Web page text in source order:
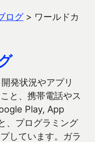
ログ> ワールドカ
発状況やアプリ
と、携帯電話やス
Play, App
、プログラミング
しています。ガラ